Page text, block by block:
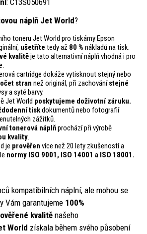
náplň Jet World?
toneru Jet World pro tiskárny Epson
ušetříte tedy až 80 % nákladů na tisk.
kvalitěje tato alternativní náplň vhodná i pro
cartridge dokáže vytisknout stejný nebo
stran než originál, při zachovánístejné
a syté barvy.
Jet World poskytujeme doživotní záruku.
tiskdokumentů nebo fotografií
zážitků.
tonerová náplňprochází při výrobě
kvality.
je prověřen více než 20 lety zkušeností a
normy ISO 9001, ISO 14001 a ISO 18001.
kompatibilních náplní, ale mohou se
Vám garantujeme 100%
kvalitě našeho
World získala během svého působení